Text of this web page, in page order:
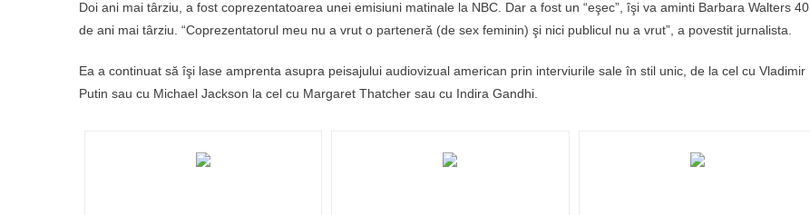
Doi ani mai târziu, a fost coprezentatoarea unei emisiuni matinale la NBC. Dar a fost un “eşec”, îşi va aminti Barbara Walters 40
de ani mai târziu. “Coprezentatorul meu nu a vrut o parteneră (de sex feminin) şi nici publicul nu a vrut”, a povestit jurnalista.
Ea a continuat să îşi lase amprenta asupra peisajului audiovizual american prin interviurile sale în stil unic, de la cel cu Vladimir
Putin sau cu Michael Jackson la cel cu Margaret Thatcher sau cu Indira Gandhi.